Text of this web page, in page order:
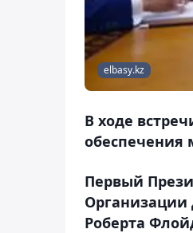
elbasy.kz
В ходе
обеспечения
Первый
Роберта